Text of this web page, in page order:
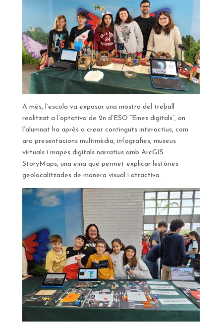
A més, l’escola va exposar una mostra del treball
realitzat a l’optativa de 2n d’ESO “Eines digitals”, on
l’alumnat ha après a crear continguts interactius, com
ara presentacions multimèdia, infografies, museus
virtuals i mapes digitals narratius amb ArcGIS
StoryMaps, una eina que permet explicar històries
geolocalitzades de manera visual i atractiva.